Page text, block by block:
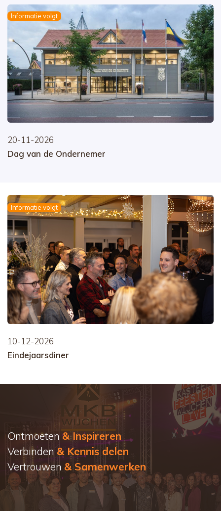
Informatie volgt
20-11-2026
Dag van de Ondernemer
Informatie volgt
10-12-2026
Eindejaarsdiner
Ontmoeten & Inspireren
Verbinden & Kennis delen
Vertrouwen & Samenwerken